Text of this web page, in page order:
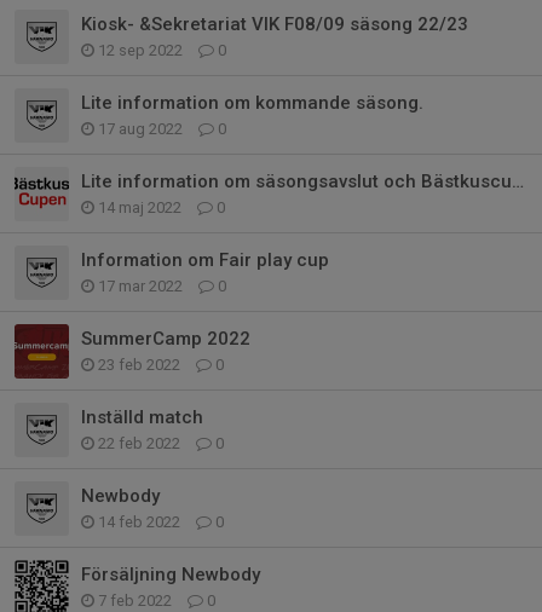
Kiosk- &Sekretariat VIK F08/09 säsong 22/23
12 sep 2022 0
Lite information om kommande säsong.
17 aug 2022 0
Lite information om säsongsavslut och Bästkuscupen
14 maj 2022 0
Information om Fair play cup
17 mar 2022 0
SummerCamp 2022
23 feb 2022 0
Inställd match
22 feb 2022 0
Newbody
14 feb 2022 0
Försäljning Newbody
7 feb 2022 0